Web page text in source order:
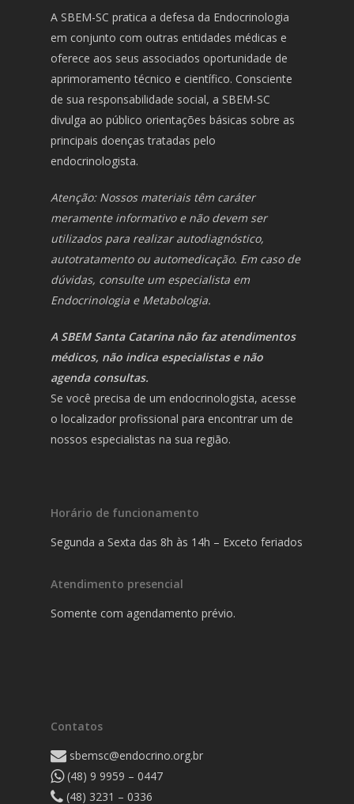
A SBEM-SC pratica a defesa da Endocrinologia
em conjunto com outras entidades médicas e
oferece aos seus associados oportunidade de
aprimoramento técnico e científico. Consciente
de sua responsabilidade social, a SBEM-SC
divulga ao público orientações básicas sobre as
principais doenças tratadas pelo
endocrinologista.
Atenção: Nossos materiais têm caráter
meramente informativo e não devem ser
utilizados para realizar autodiagnóstico,
autotratamento ou automedicação. Em caso de
dúvidas, consulte um especialista em
Endocrinologia e Metabologia.
A SBEM Santa Catarina não faz atendimentos
médicos, não indica especialistas e não
agenda consultas.
Se você precisa de um endocrinologista, acesse
o localizador profissional para encontrar um de
nossos especialistas na sua região.
Horário de funcionamento
Segunda a Sexta das 8h às 14h – Exceto feriados
Atendimento presencial
Somente com agendamento prévio.
Contatos
sbemsc@endocrino.org.br
(48) 9 9959 – 0447
(48) 3231 – 0336